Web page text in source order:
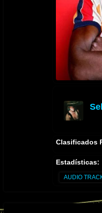
Clasificados
Estadísticas:
AUDIO